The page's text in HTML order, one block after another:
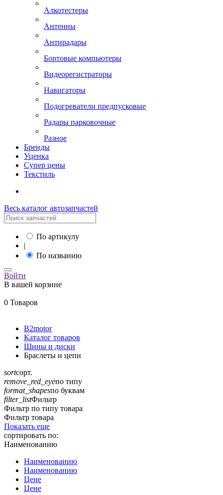
Алкотестеры
Антенны
Антирадары
Бортовые компьютеры
Видеорегистраторы
Навигаторы
Подогреватели предпусковые
Радары парковочные
Разное
Бренды
Уценка
Супер цены
Текстиль
Весь каталог автозапчастей
По артикулу
|
По названию
Войти
В вашей корзине
0 Товаров
B2motor
Каталог товаров
Шины и диски
Браслеты и цепи
sortсорт.
remove_red_eyeпо типу
format_shapesпо буквам
filter_listФильтр
Фильтр по типу товара
Фильтр товара
Показать еще
сортировать по:
Наименованию
Наименованию
Наименованию
Цене
Цене